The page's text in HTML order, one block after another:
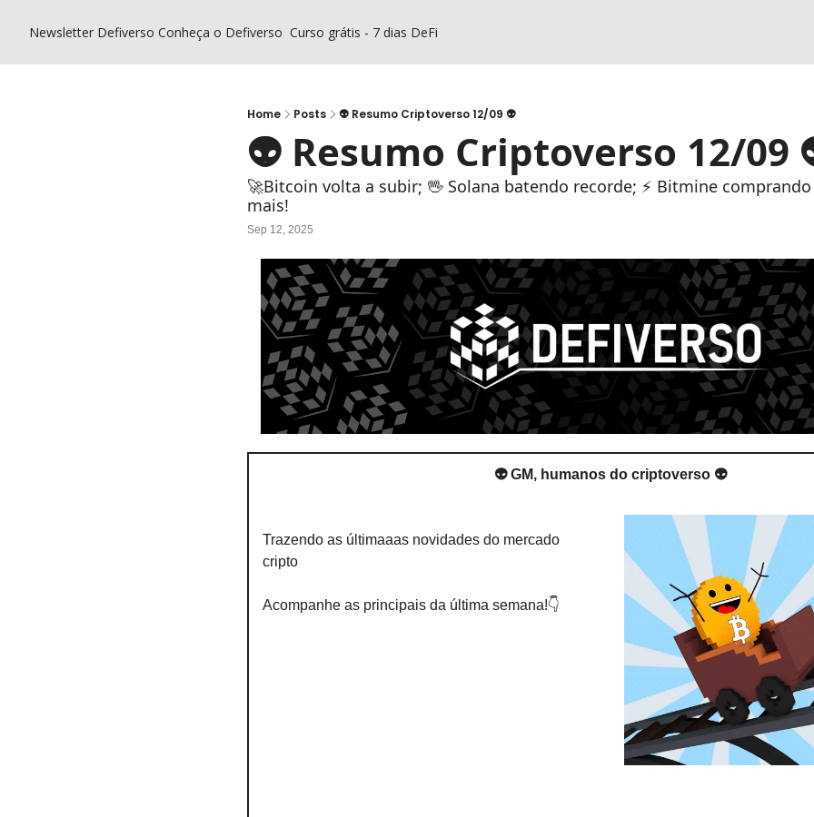
Newsletter Defiverso Conheça o Defiverso Curso grátis - 7 dias DeFi
Home Posts 👽 Resumo Criptoverso 12/09 👽
👽 Resumo Criptoverso 12/09
🚀Bitcoin volta a subir; 🖖 Solana batendo recorde; ⚡️ Bitmine
mais!
Sep 12, 2025
👽 GM, humanos do criptoverso 👽
Trazendo as últimaaas novidades do mercado
cripto
Acompanhe as principais da última semana!👇